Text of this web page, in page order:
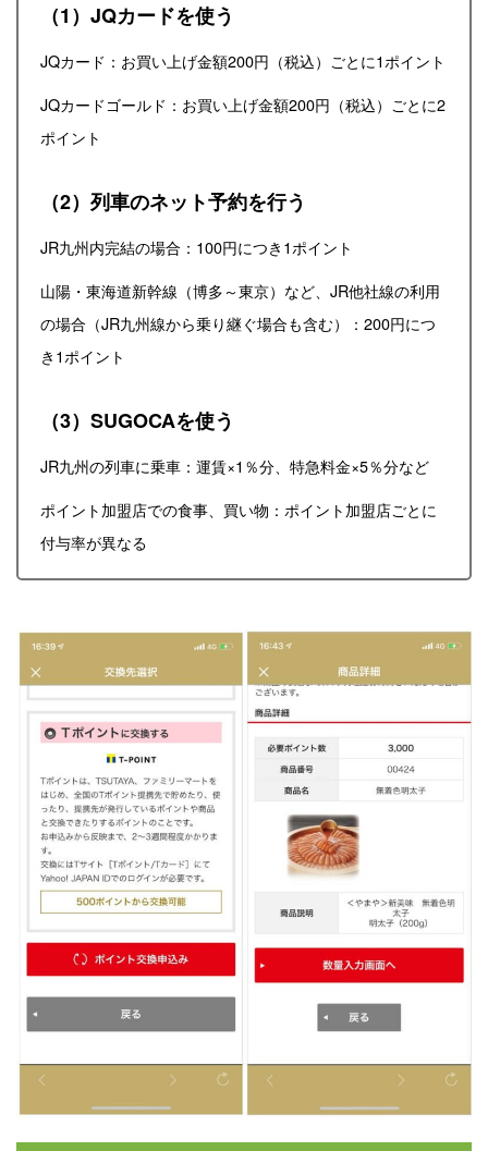
（1）JQカードを使う
JQカード：お買い上げ金額200円（税込）ごとに1ポイント
JQカードゴールド：お買い上げ金額200円（税込）ごとに2
ポイント
（2）列車のネット予約を行う
JR九州内完結の場合：100円につき1ポイント
山陽・東海道新幹線（博多～東京）など、JR他社線の利用
の場合（JR九州線から乗り継ぐ場合も含む）：200円につ
き1ポイント
（3）SUGOCAを使う
JR九州の列車に乗車：運賃×1％分、特急料金×5％分など
ポイント加盟店での食事、買い物：ポイント加盟店ごとに
付与率が異なる